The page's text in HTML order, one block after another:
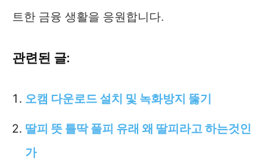
트한 금융 생활을 응원합니다.
관련된 글:
오캠 다운로드 설치 및 녹화방지 뚫기
딸피 뜻 틀딱 풀피 유래 왜 딸피라고 하는것인
가